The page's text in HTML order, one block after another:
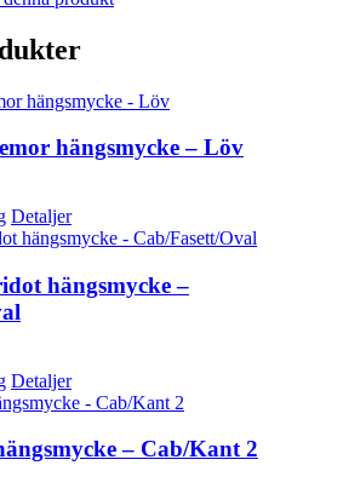
hängsmycke – Löv
Detaljer
hängsmycke –
Detaljer
– Cab/Kant 2